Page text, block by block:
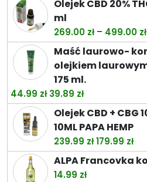
do
Olejek CBD 20%
ml
269.00 zł – 499.00 zł
Maść laurowo-
olejkiem
175 ml.
44.99 zł Pierwotna
cena
wynosiła:
44.99 zł.
39.89 złAktualna
cena
wynosi:
39.89 zł.
Olejek CBD + CBG
10ML PAPA HEMP
239.99 złPierwotna
cena
179.99 zł
ALPA Francovka
14.99 zł